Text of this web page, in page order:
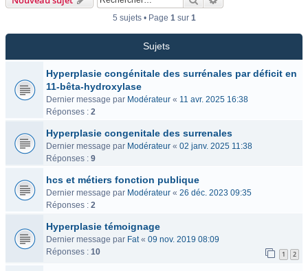
5 sujets • Page 1sur 1
Sujets
Hyperplasie congénitale des surrénales par déficit en
11-bêta-hydroxylase
Dernier message par Modérateur « 11 avr. 2025 16:38
Réponses : 2
Hyperplasie congenitale des surrenales
Dernier message par Modérateur « 02 janv. 2025 11:38
Réponses : 9
hcs et métiers fonction publique
Dernier message par Modérateur « 26 déc. 2023 09:35
Réponses : 2
Hyperplasie témoignage
Dernier message par Fat« 09 nov. 2019 08:09
Réponses : 10 1 2